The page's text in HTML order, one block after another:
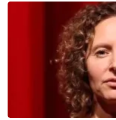
Andre Rieu
laatste 30 minuten
BESTEL NU